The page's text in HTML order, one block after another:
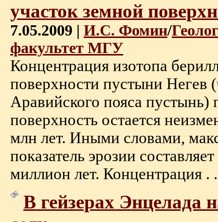
участок земной
7.05.2009 | И.С. Фомин/
факультет МГУ
Концентрация изотопа
поверхности пустыни Негев
Аравийского пояса пустынь)
поверхность остается
млн лет. Иными словами,
показатель эрозии
миллион лет. Концентрация .
В гейзерах Энцелада